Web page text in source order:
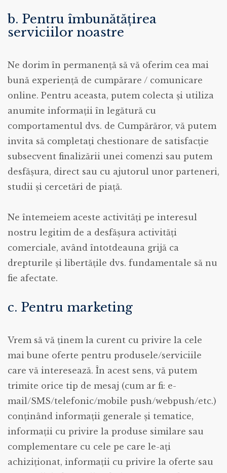
b. Pentru îmbunătățirea
serviciilor noastre
Ne dorim în permanență să vă oferim cea mai
bună experiență de cumpărare / comunicare
online. Pentru aceasta, putem colecta și utiliza
anumite informații în legătură cu
comportamentul dvs. de Cumpărăror, vă putem
invita să completați chestionare de satisfacție
subsecvent finalizării unei comenzi sau putem
desfășura, direct sau cu ajutorul unor parteneri,
studii și cercetări de piață.
Ne întemeiem aceste activități pe interesul
nostru legitim de a desfășura activități
comerciale, având întotdeauna grijă ca
drepturile și libertățile dvs. fundamentale să nu
fie afectate.
c. Pentru marketing
Vrem să vă ținem la curent cu privire la cele
mai bune oferte pentru produsele/serviciile
care vă interesează. În acest sens, vă putem
trimite orice tip de mesaj (cum ar fi: e-
mail/SMS/telefonic/mobile push/webpush/etc.)
conţinând informaţii generale şi tematice,
informaţii cu privire la produse similare sau
complementare cu cele pe care le-aţi
achiziţionat, informaţii cu privire la oferte sau